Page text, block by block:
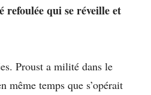
refoulée qui se réveille et
Proust a milité dans le
même temps que s’opérait